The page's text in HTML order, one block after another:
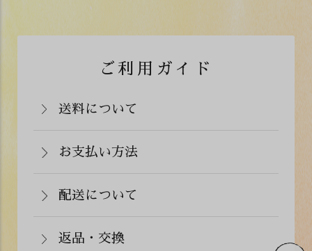
ご利用ガイド
送料について
関西・中国（岡山県除く）・四国・九
関東・信越・北陸・中部：990円(税込)
北海道：1,430円(税込)
お支払い方法
数料弊社負担）・銀行振込（前払い）・
イン決済）・ドコモケータイ払い・auか
配送について
注文から２～５営業日で発送いたしま
返品・交換